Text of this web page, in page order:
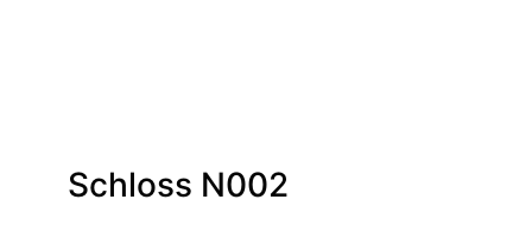
Schloss N002